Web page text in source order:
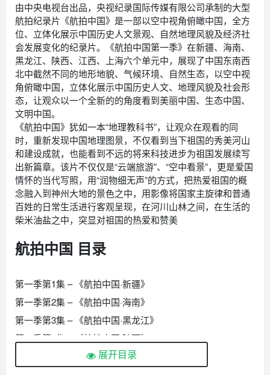
由中央电视台出品，央视纪录国际传媒有限公司承制的大型
航拍纪录片《航拍中国》是一部以空中视角俯瞰中国，全方
位、立体化展示中国历史人文景观、自然地理风貌及经济社
会发展变化的纪录片。《航拍中国第一季》在新疆、海南、
黑龙江、陕西、江西、上海六个单元中，展现了中国东南西
北中截然不同的地形地貌、气候环境、自然生态，以空中视
角俯瞰中国，立体化展示中国历史人文、地理风貌及社会形
态，让观众以一个全新的的角度看到美丽中国、生态中国、
文明中国。
《航拍中国》犹如一本“地理教科书”，让观众在观看的同
时，重新发现中国地理图景，不仅看到当下祖国的秀美河山
和建设成就，也能看到不远的将来科技进步为祖国发展续写
出新篇章。该片不仅仅是“云端旅游”、“空中看景”，更是爱国
情怀的当代写照，用“润物细无声”的方式，把热爱祖国的概
念融入到神州大地的景色之中，用影像将国家主旋律和普通
百姓的日常生活进行客观呈现，在河川山林之间，在生活的
柴米油盐之中，突显对祖国的热爱和赞美
航拍中国 目录
第一季第1集 – 《航拍中国·新疆》
第一季第2集 – 《航拍中国·海南》
第一季第3集 – 《航拍中国·黑龙江》
第一季第4集 – 《航拍中国·陕西》
第一季第5集 – 《航拍中国·江西》
展开目录